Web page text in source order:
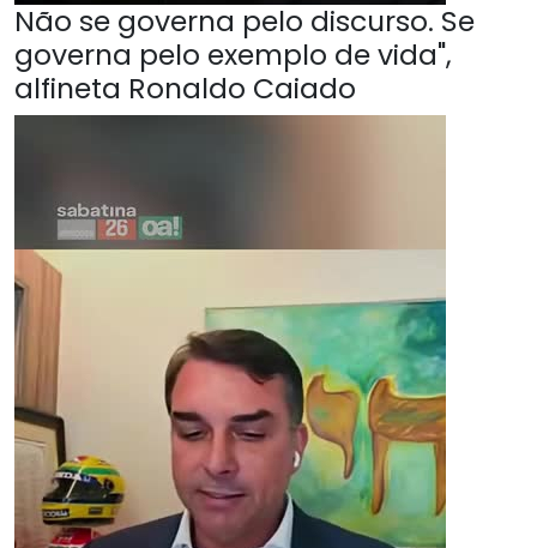
Não se governa pelo discurso. Se
governa pelo exemplo de vida",
alfineta Ronaldo Caiado